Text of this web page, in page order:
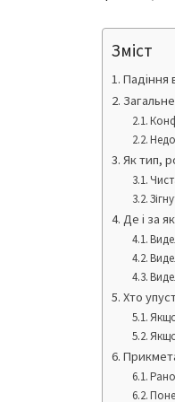
Зміст
Падіння
Як тип,
Де і за
Хто